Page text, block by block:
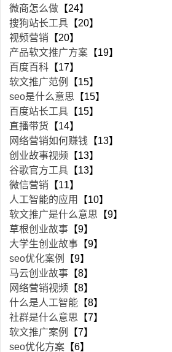
微商怎么做 【24】
搜狗站长工具 【20】
视频营销 【20】
产品软文推广方案 【19】
百度百科 【17】
软文推广范例
【15】
seo是什么意思 【15】
百度站长工具 【15】
直播带货 【14】
网络营销如何赚钱 【13】
创业故事视频 【13】
谷歌官方工具 【13】
微信营销 【11】
人工智能的应用
【10】
软文推广是什么意思 【9】
草根创业故事 【9】
大学生创业故事 【9】
seo优化案例
【9】
马云创业故事 【8】
网络营销视频 【8】
什么是人工智能 【8】
社群是什么意思 【7】
软文推广案例
【7】
seo优化方案 【6】